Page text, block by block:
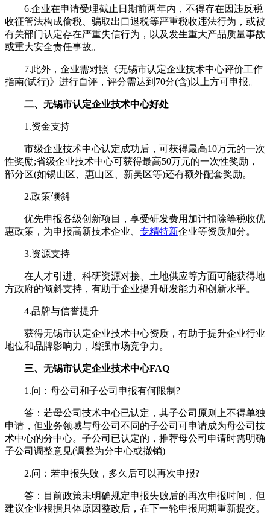
6.企业在申请受理截止日期前两年内，不得存在因违反税
收征管法构成偷税、骗取出口退税等严重税收违法行为，或被
有关部门认定存在严重失信行为，以及发生重大产品质量事故
或重大安全责任事故。
7.此外，企业需对照《无锡市认定企业技术中心评价工作
指南(试行)》进行自评，评分需达到70分(含)以上方可申报。
二、无锡市认定企业技术中心好处
1.资金支持
市级企业技术中心认定成功后，可获得最高10万元的一次
性奖励;省级企业技术中心可获得最高50万元的一次性奖励，
部分区(如锡山区、惠山区、新吴区等)还有额外配套奖励。
2.政策倾斜
优先申报各级创新项目，享受研发费用加计扣除等税收优
惠政策，为申报高新技术企业、 专精特新企业等资质加分。
3.资源支持
在人才引进、科研资源对接、土地供应等方面可能获得地
方政府的倾斜支持，有助于企业提升研发能力和创新水平。
4.品牌与信誉提升
获得无锡市认定企业技术中心资质，有助于提升企业行业
地位和品牌影响力，增强市场竞争力。
三、无锡市认定企业技术中心FAQ
1.问：母公司和子公司申报有何限制?
答：若母公司技术中心已认定，其子公司原则上不得单独
申请，但业务领域与母公司不同的子公司可申请成为母公司技
术中心的分中心。子公司已认定的，推荐母公司申请时需明确
子公司调整意见(调整为分中心或撤销)
2.问：若申报失败，多久后可以再次申报?
答：目前政策未明确规定申报失败后的再次申报时间，但
建议企业根据具体原因整改后，在下一轮申报周期重新提交。